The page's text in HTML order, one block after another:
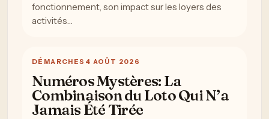
fonctionnement, son impact sur les loyers des
activités…
DÉMARCHES 4 AOÛT 2026
Numéros Mystères: La
Combinaison du Loto Qui N’a
Jamais Été Tirée